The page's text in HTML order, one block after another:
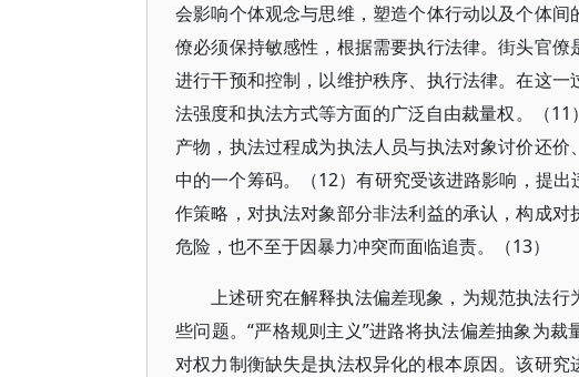
会影响个体观念与思维，塑造个体行动以及个体
僚必须保持敏感性，根据需要执行法律。街头官
进行干预和控制，以维护秩序、执行法律。在这
法强度和执法方式等方面的广泛自由裁量权。（
产物，执法过程成为执法人员与执法对象讨价还
中的一个筹码。（12）有研究受该进路影响，提
作策略，对执法对象部分非法利益的承认，构成
危险，也不至于因暴力冲突而面临追责。（13）
上述研究在解释执法偏差现象，为规范执法
些问题。“严格规则主义”进路将执法偏差抽象为
对权力制衡缺失是执法权异化的根本原因。该研